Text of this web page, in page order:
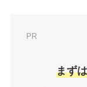
PR
まず